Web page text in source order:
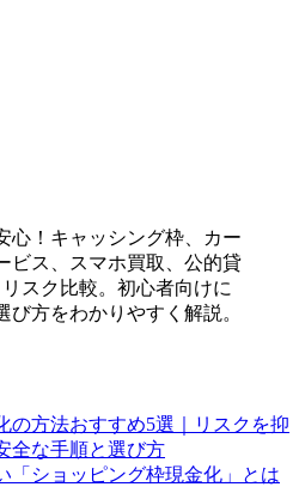
心！キャッシング枠、カー
ビス、スマホ買取、公的貸
スク比較。初心者向けに
び方をわかりやすく解説。
の方法おすすめ5選｜リスクを抑
全な手順と選び方
「ショッピング枠現金化」とは